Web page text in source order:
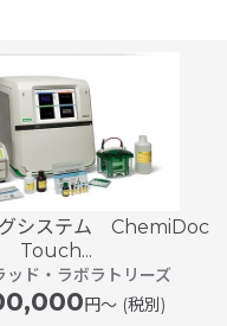
グシステム ChemiDoc
Touch...
ッド・ラボラトリーズ
円〜 (税別)